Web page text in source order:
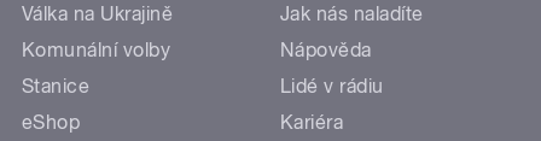
Válka na Ukrajině
Komunální volby
Stanice
eShop
Jak nás naladíte
Nápověda
Lidé v rádiu
Kariéra